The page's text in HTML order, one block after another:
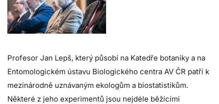
Profesor Jan Lepš, který působí na Katedře botaniky a na
Entomologickém ústavu Biologického centra AV ČR patří k
mezinárodně uznávaným ekologům a biostatistikům.
Některé z jeho experimentů jsou nejdéle běžícími